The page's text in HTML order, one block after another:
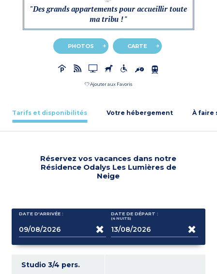
"Des grands appartements pour accueillir toute
ma tribu ! "
PHOTOS CARTE
Ajouter aux Favoris
Tarifs et disponibilités Votre hébergement À faire
Réservez vos vacances dans notre
Résidence Odalys Les Lumières de
Neige
DATE D'ARRIVÉE : DATE DE DÉPART :
(4 NUITS)
Studio 3/4 pers.